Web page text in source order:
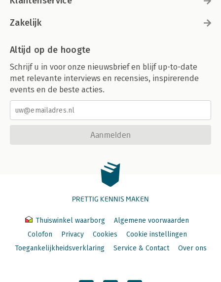
Zakelijk
Altijd op de hoogte
Schrijf u in voor onze nieuwsbrief en blijf up-to-date
met relevante interviews en recensies, inspirerende
events en de beste acties.
Aanmelden
PRETTIG KENNIS MAKEN
Thuiswinkel waarborg
Algemene voorwaarden
Colofon
Privacy Cookies
Cookie instellingen
Toegankelijkheidsverklaring
Service & Contact Over ons